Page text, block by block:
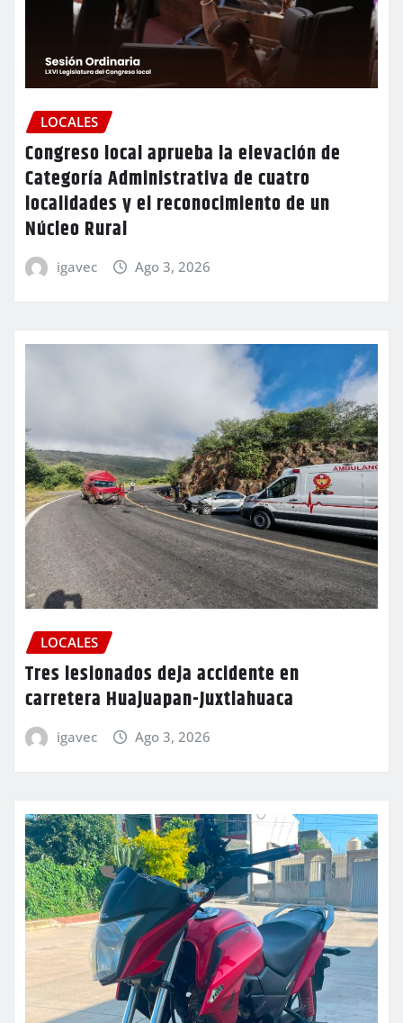
LOCALES
Congreso local aprueba la elevación de
Categoría Administrativa de cuatro
localidades y el reconocimiento de un
Núcleo Rural
igavec Ago 3, 2026
LOCALES
Tres lesionados deja accidente en
carretera Huajuapan-Juxtlahuaca
igavec Ago 3, 2026